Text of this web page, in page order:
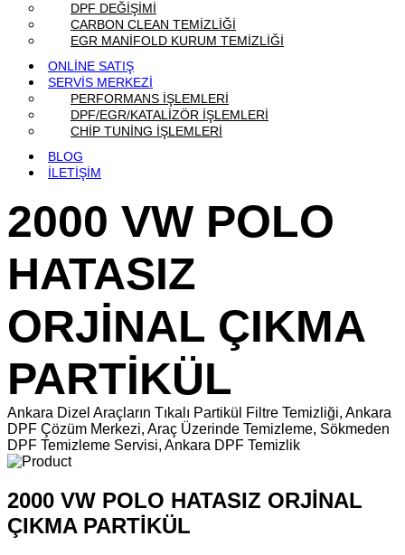
DPF DEĞİŞİMİ
CARBON CLEAN TEMİZLİĞİ
EGR MANİFOLD KURUM TEMİZLİĞİ
ONLİNE SATIŞ
SERVİS MERKEZİ
PERFORMANS İŞLEMLERİ
DPF/EGR/KATALİZÖR İŞLEMLERİ
CHİP TUNİNG İŞLEMLERİ
BLOG
İLETİŞİM
2000 VW POLO
HATASIZ
ORJİNAL ÇIKMA
PARTİKÜL
Ankara Dizel Araçların Tıkalı Partikül Filtre Temizliği, Ankara
DPF Çözüm Merkezi, Araç Üzerinde Temizleme, Sökmeden
DPF Temizleme Servisi, Ankara DPF Temizlik
2000 VW POLO HATASIZ ORJİNAL
ÇIKMA PARTİKÜL